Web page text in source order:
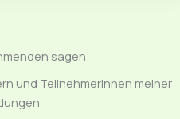
sagen
und Teilnehmerinnen meiner